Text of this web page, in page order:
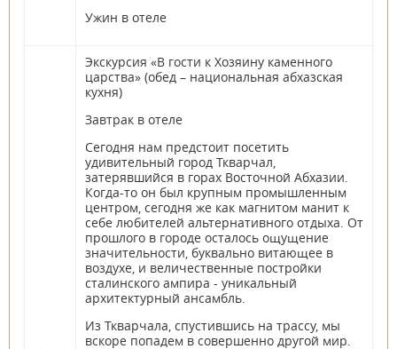
Ужин в отеле
Экскурсия «В гости к Хозяину каменного
царства» (обед – национальная абхазская
кухня)
Завтрак в отеле
Сегодня нам предстоит посетить
удивительный город Ткварчал,
затерявшийся в горах Восточной Абхазии.
Когда-то он был крупным промышленным
центром, сегодня же как магнитом манит к
себе любителей альтернативного отдыха. От
прошлого в городе осталось ощущение
значительности, буквально витающее в
воздухе, и величественные постройки
сталинского ампира - уникальный
архитектурный ансамбль.
Из Ткварчала, спустившись на трассу, мы
вскоре попадем в совершенно другой мир.